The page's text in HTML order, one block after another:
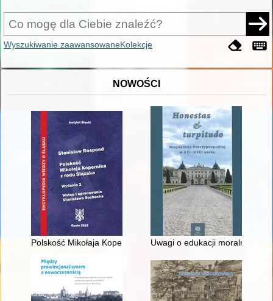
Wyszukiwanie zaawansowaneKolekcje
NOWOŚCI
Polskość Mikołaja Kopernika z rodu ŚlązakaUwagi o edukacji moralnej